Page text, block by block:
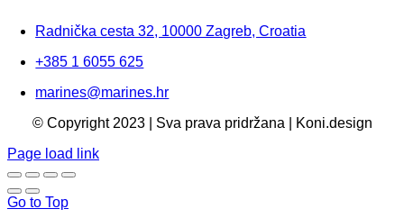
Radnička cesta 32, 10000 Zagreb, Croatia
+385 1 6055 625
marines@marines.hr
© Copyright 2023 | Sva prava pridržana | Koni.design
Page load link
Go to Top